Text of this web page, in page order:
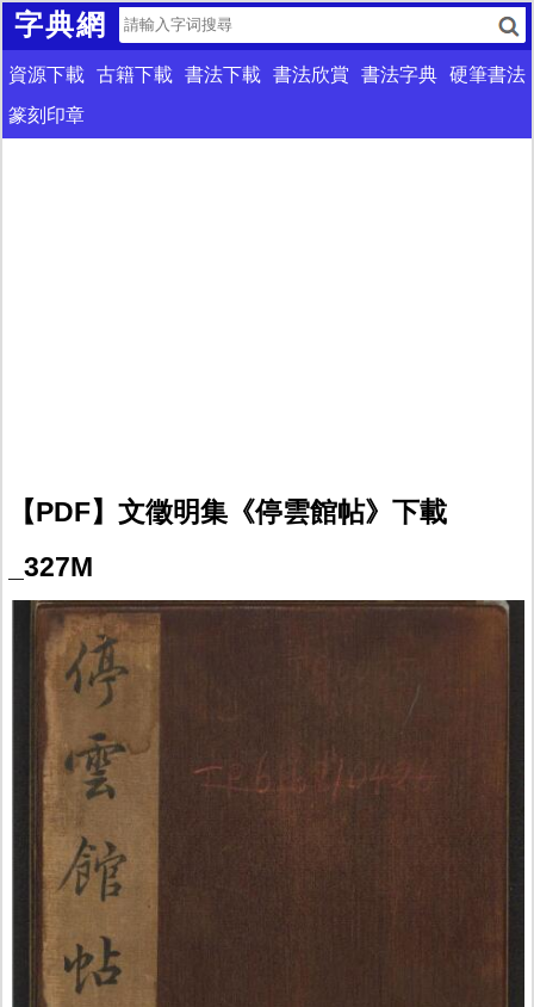
字典網
資源下載 古籍下載 書法下載 書法欣賞 書法字典 硬筆書法
篆刻印章
【PDF】文徵明集《停雲館帖》下載
_327M